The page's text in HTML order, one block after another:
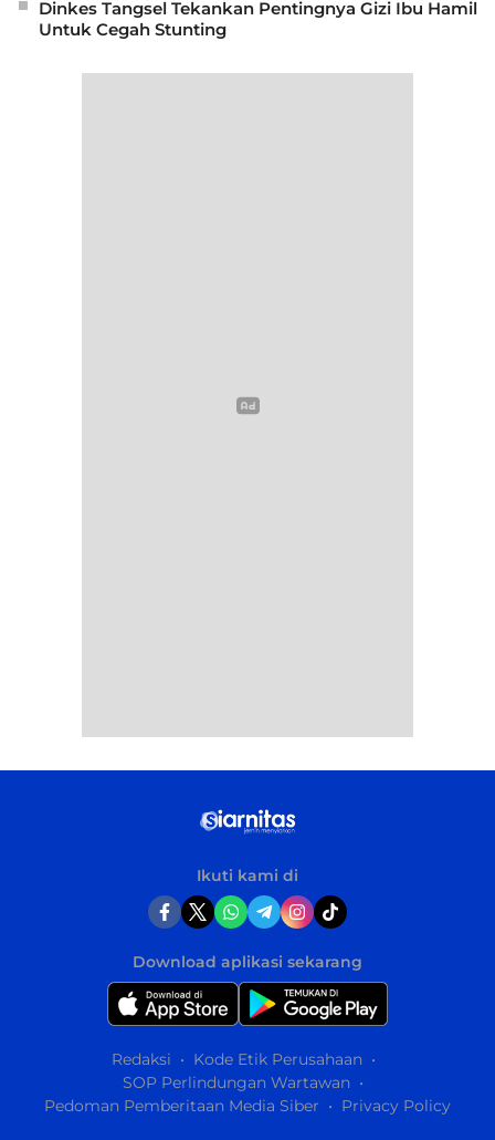
Dinkes Tangsel Tekankan Pentingnya Gizi Ibu Hamil
Untuk Cegah Stunting
Ikuti kami di
Download aplikasi sekarang
Redaksi
Kode Etik Perusahaan
SOP Perlindungan Wartawan
Pedoman Pemberitaan Media Siber
Privacy Policy